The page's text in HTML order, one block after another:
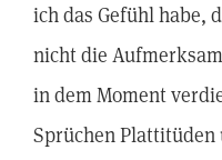
ich das Gefühl habe,
nicht die
in dem Moment
Sprüchen